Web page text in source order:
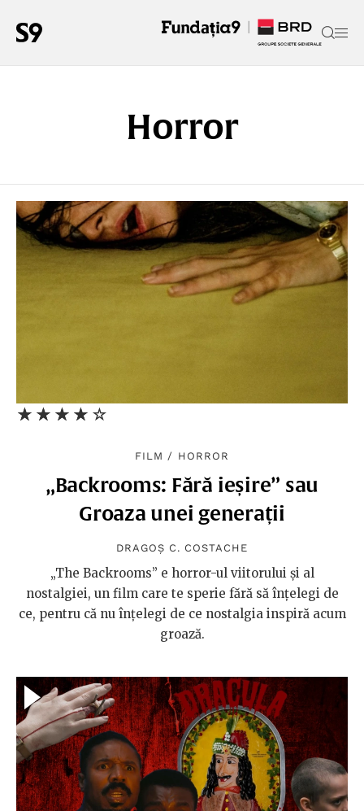
Horror
★★★★★
☆☆☆☆☆
FILM / HORROR
„Backrooms: Fără ieșire” sau
Groaza unei generații
DRAGOȘ C. COSTACHE
„The Backrooms” e horror-ul viitorului și al
nostalgiei, un film care te sperie fără să înțelegi de
ce, pentru că nu înțelegi de ce nostalgia inspiră acum
groază.